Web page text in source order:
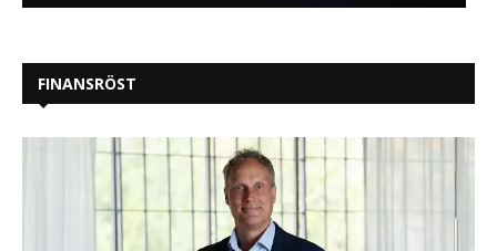
FINANSRÖST